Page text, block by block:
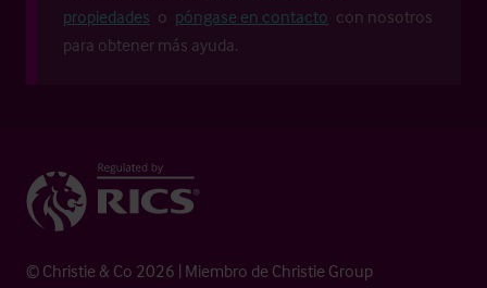
propiedades o póngase en contacto con nosotros
para obtener más ayuda.
© Christie & Co 2026 | Miembro de Christie Group